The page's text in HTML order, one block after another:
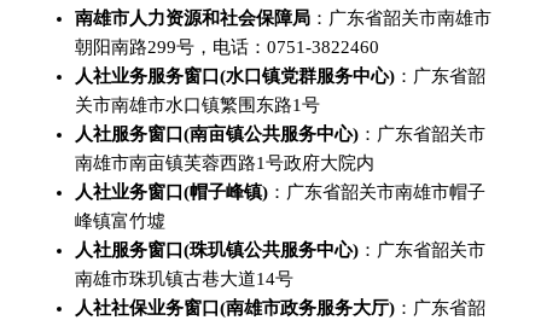
南雄市人力资源和社会保障局 ：广东省韶关市南雄市
朝阳南路299号，电话：0751-3822460
人社业务服务窗口(水口镇党群服务中心) ：广东省韶
关市南雄市水口镇繁围东路1号
人社服务窗口(南亩镇公共服务中心) ：广东省韶关市
南雄市南亩镇芙蓉西路1号政府大院内
人社业务窗口(帽子峰镇) ：广东省韶关市南雄市帽子
峰镇富竹墟
人社服务窗口(珠玑镇公共服务中心) ：广东省韶关市
南雄市珠玑镇古巷大道14号
人社社保业务窗口(南雄市政务服务大厅) ：广东省韶